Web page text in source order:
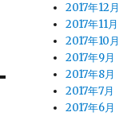
2017年12月
2017年11月
2017年10月
2017年9月
2017年8月
2017年7月
2017年6月